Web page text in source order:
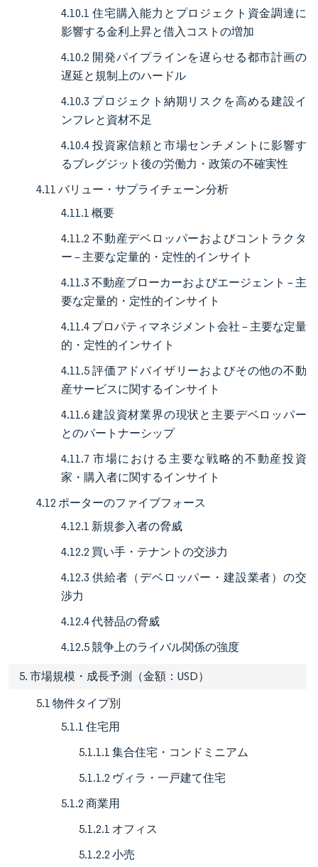
4.10.1 住宅購入能力とプロジェクト資金調達に
影響する金利上昇と借入コストの増加
4.10.2 開発パイプラインを遅らせる都市計画の
遅延と規制上のハードル
4.10.3 プロジェクト納期リスクを高める建設イ
ンフレと資材不足
4.10.4 投資家信頼と市場センチメントに影響す
るブレグジット後の労働力・政策の不確実性
4.11 バリュー・サプライチェーン分析
4.11.1 概要
4.11.2 不動産デベロッパーおよびコントラクタ
ー – 主要な定量的・定性的インサイト
4.11.3 不動産ブローカーおよびエージェント – 主
要な定量的・定性的インサイト
4.11.4 プロパティマネジメント会社 – 主要な定量
的・定性的インサイト
4.11.5 評価アドバイザリーおよびその他の不動
産サービスに関するインサイト
4.11.6 建設資材業界の現状と主要デベロッパー
とのパートナーシップ
4.11.7 市場における主要な戦略的不動産投資
家・購入者に関するインサイト
4.12 ポーターのファイブフォース
4.12.1 新規参入者の脅威
4.12.2 買い手・テナントの交渉力
4.12.3 供給者（デベロッパー・建設業者）の交
渉力
4.12.4 代替品の脅威
4.12.5 競争上のライバル関係の強度
5. 市場規模・成長予測（金額：USD）
5.1 物件タイプ別
5.1.1 住宅用
5.1.1.1 集合住宅・コンドミニアム
5.1.1.2 ヴィラ・一戸建て住宅
5.1.2 商業用
5.1.2.1 オフィス
5.1.2.2 小売